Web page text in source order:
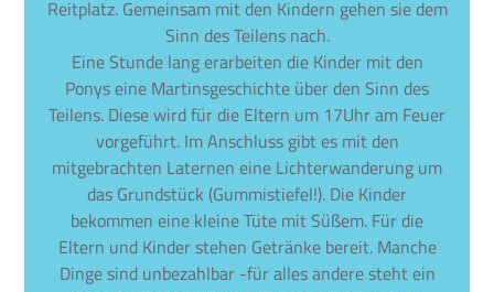
Reitplatz. Gemeinsam mit den Kindern gehen sie dem
Sinn des Teilens nach.
Eine Stunde lang erarbeiten die Kinder mit den
Ponys eine Martinsgeschichte über den Sinn des
Teilens. Diese wird für die Eltern um 17Uhr am Feuer
vorgeführt. Im Anschluss gibt es mit den
mitgebrachten Laternen eine Lichterwanderung um
das Grundstück (Gummistiefel!). Die Kinder
bekommen eine kleine Tüte mit Süßem. Für die
Eltern und Kinder stehen Getränke bereit. Manche
Dinge sind unbezahlbar -für alles andere steht ein